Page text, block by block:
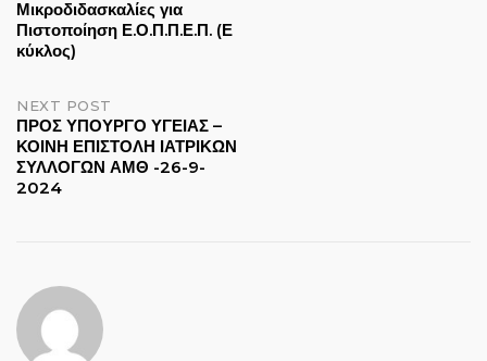
Μικροδιδασκαλίες για
Πιστοποίηση Ε.Ο.Π.Π.Ε.Π. (Ε
κύκλος)
NEXT POST
ΠΡΟΣ ΥΠΟΥΡΓΟ ΥΓΕΙΑΣ –
ΚΟΙΝΗ ΕΠΙΣΤΟΛΗ ΙΑΤΡΙΚΩΝ
ΣΥΛΛΟΓΩΝ ΑΜΘ -26-9-
2024